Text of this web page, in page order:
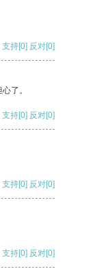
支持[0] 反对[0]
了。
支持[0] 反对[0]
支持[0] 反对[0]
支持[0] 反对[0]